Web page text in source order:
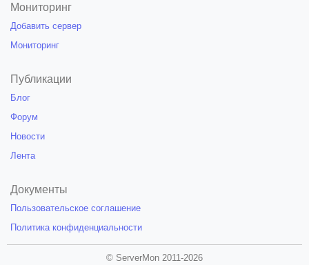
Мониторинг
Добавить сервер
Мониторинг
Публикации
Блог
Форум
Новости
Лента
Документы
Пользовательское соглашение
Политика конфиденциальности
© ServerMon 2011-2026